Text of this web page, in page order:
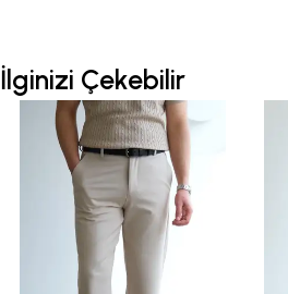
İlginizi Çekebilir